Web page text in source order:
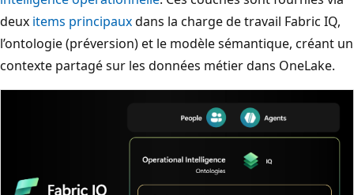
deux items principauxdans la charge de travail Fabric IQ,
l’ontologie (préversion) et le modèle sémantique, créant un
contexte partagé sur les données métier dans OneLake.